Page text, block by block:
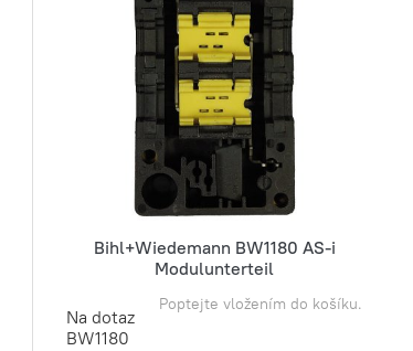
Bihl+Wiedemann BW1180 AS-i
Modulunterteil
Na dotaz
BW1180
Poptejte vložením do košíku.